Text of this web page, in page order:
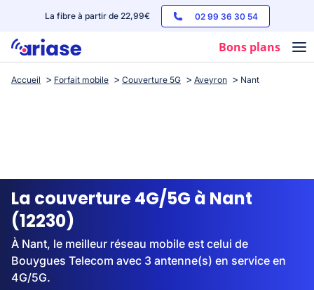
La fibre à partir de 22,99€ 02 99 36 30 54
Bons plans
Box internet
Streaming
Accueil Forfait mobile Couverture 5G Aveyron Nant
La couverture 4G/5G à Nant
(12230)
À Nant, le meilleur réseau mobile est celui de
Bouygues Telecom avec 3 antenne(s) en service en
4G/5G.